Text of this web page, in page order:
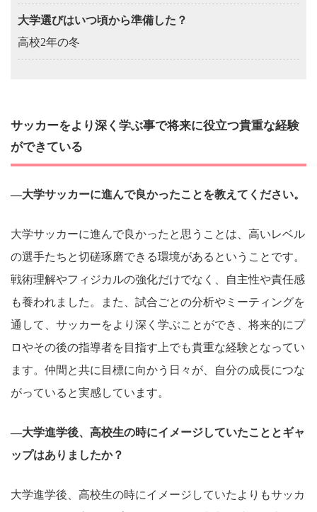
大学選びはいつ頃から準備した？
高校2年の冬
サッカーをより深く学ぶ事で将来に役立つ貴重な経験
ができている
―大学サッカーに進んで良かったことを教えてください。
大学サッカーに進んで良かったと思うことは、高いレベル
の選手たちと切磋琢磨できる環境があるということです。
戦術理解やフィジカルの強化だけでなく、自主性や責任感
も養われました。また、試合ごとの分析やミーティングを
通して、サッカーをより深く学ぶことができ、将来的にプ
ロやその後の指導者を目指す上でも貴重な経験となってい
ます。仲間と共に目標に向かう日々が、自分の成長につな
がっていると実感しています。
―大学進学後、高校生の時にイメージしていたこととギャ
ップはありましたか？
大学進学後、高校生の時にイメージしていたよりもサッカ